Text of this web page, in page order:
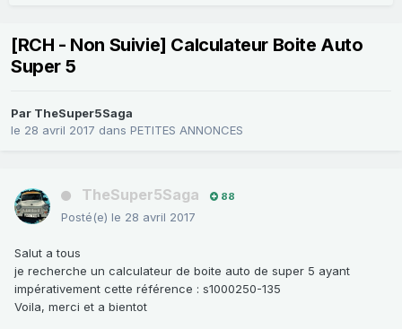
[RCH - Non Suivie] Calculateur Boite Auto
Super 5
Par TheSuper5Saga
le 28 avril 2017 dans PETITES ANNONCES
TheSuper5Saga 88
Posté(e) le 28 avril 2017
Salut a tous
je recherche un calculateur de boite auto de super 5 ayant
impérativement cette référence : s1000250-135
Voila, merci et a bientot